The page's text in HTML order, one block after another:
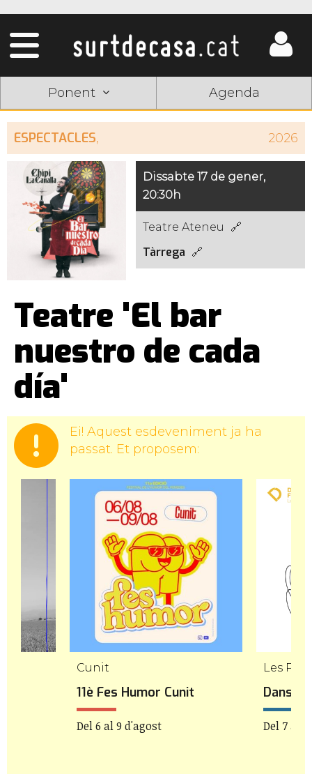
Ponent Agenda
ESPECTACLES, 2026
Dissabte 17 de gener,
20:30h
Teatre Ateneu
Tàrrega
Teatre 'El bar
nuestro de cada
día'
Ei! Aquest esdeveniment ja ha
passat. Et proposem:
Cunit
11è Fes Humor Cunit
Del 6 al 9 d'agost
Les
Del 7 al